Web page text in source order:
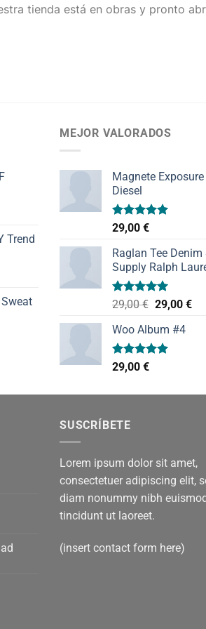
tienda está en obras y pronto
Trend
MEJOR VALORADOS
Magnete Exposure
Diesel
Valorado
con
de 5
29,00 €
Raglan Tee Denim
Supply Ralph
Valorado
de 5
29,00€ El
original
era:
29,00 €El
Woo Album #4
Valorado
con
29,00 €
SUSCRÍBETE
Lorem ipsum dolor sit amet,
consectetuer adipiscing elit,
diam nonummy nibh euismod
tincidunt ut laoreet.
(insert contact form here)